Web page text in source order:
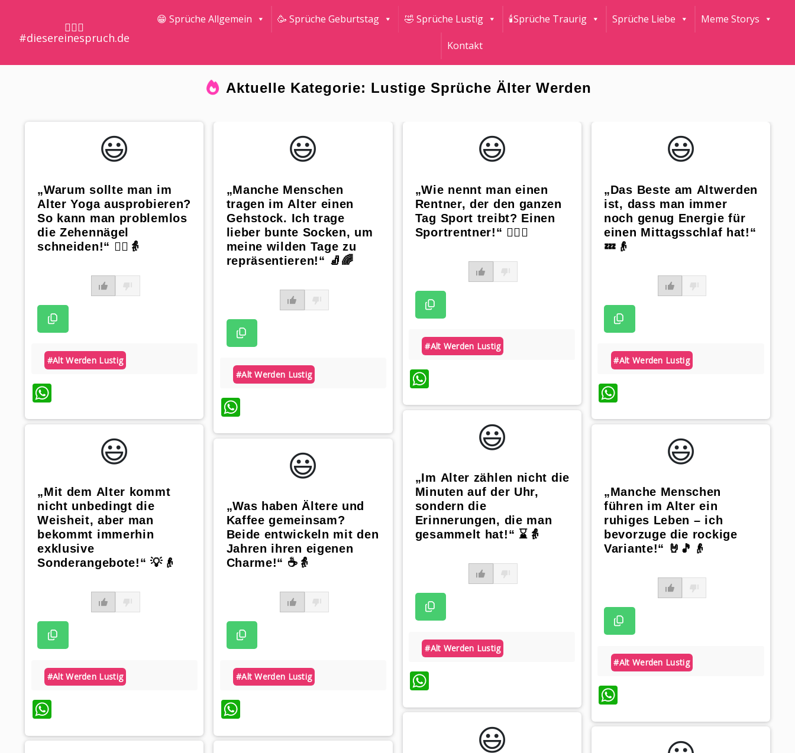
🤷🏼‍♀️
#diesereinespruch.de
😁 Sprüche Allgemein 🥳 Sprüche Geburtstag 🤣 Sprüche Lustig 🕯Sprüche Traurig Sprüche Liebe Meme Storys
Kontakt
Aktuelle Kategorie: Lustige Sprüche Älter Werden
😃️
„Warum sollte man im
Alter Yoga ausprobieren?
So kann man problemlos
die Zehennägel
schneiden!“ 🧘‍♂️👵
#alt Werden Lustig
WhatsApp
😃️
„Mit dem Alter kommt
nicht unbedingt die
Weisheit, aber man
bekommt immerhin
exklusive
Sonderangebote!“ 💡👴
#alt Werden Lustig
WhatsApp
😃️
„Manche Menschen
tragen im Alter einen
Gehstock. Ich trage
lieber bunte Socken, um
meine wilden Tage zu
repräsentieren!“ 🧦🌈
#alt Werden Lustig
WhatsApp
😃️
„Was haben Ältere und
Kaffee gemeinsam?
Beide entwickeln mit den
Jahren ihren eigenen
Charme!“ ☕👵
#alt Werden Lustig
WhatsApp
😃️
„Wie nennt man einen
Rentner, der den ganzen
Tag Sport treibt? Einen
Sportrentner!“ 🏋️‍♂️👴
#alt Werden Lustig
😃️
„Im Alter zählen nicht die
Minuten auf der Uhr,
sondern die
Erinnerungen, die man
gesammelt hat!“ ⌛👵
#alt Werden Lustig
😃️
😃️
„Das Beste am Altwerden
ist, dass man immer
noch genug Energie für
einen Mittagsschlaf hat!“
💤👴
#alt Werden Lustig
😃️
„Manche Menschen
führen im Alter ein
ruhiges Leben – ich
bevorzuge die rockige
Variante!“ 🤘🎵👴
#alt Werden Lustig